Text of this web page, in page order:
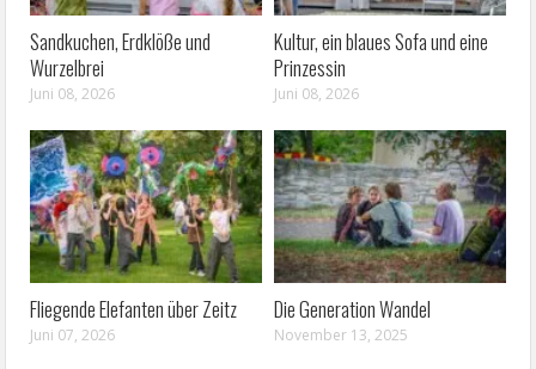
Sandkuchen, Erdklöße und
Wurzelbrei
Juni 08, 2026
Kultur, ein blaues Sofa und eine
Prinzessin
Juni 08, 2026
Fliegende Elefanten über Zeitz
Juni 07, 2026
Die Generation Wandel
November 13, 2025